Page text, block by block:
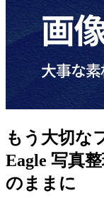
もう大切な
Eagle 写真
のままに